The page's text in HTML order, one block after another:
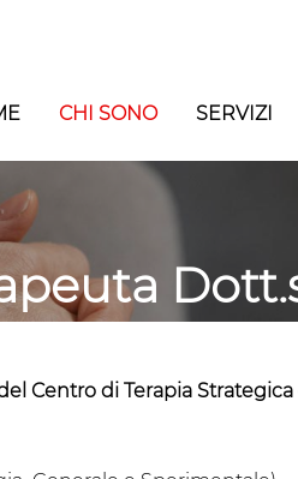
CHI SONO SERVIZI
Centro di Terapia Strategica